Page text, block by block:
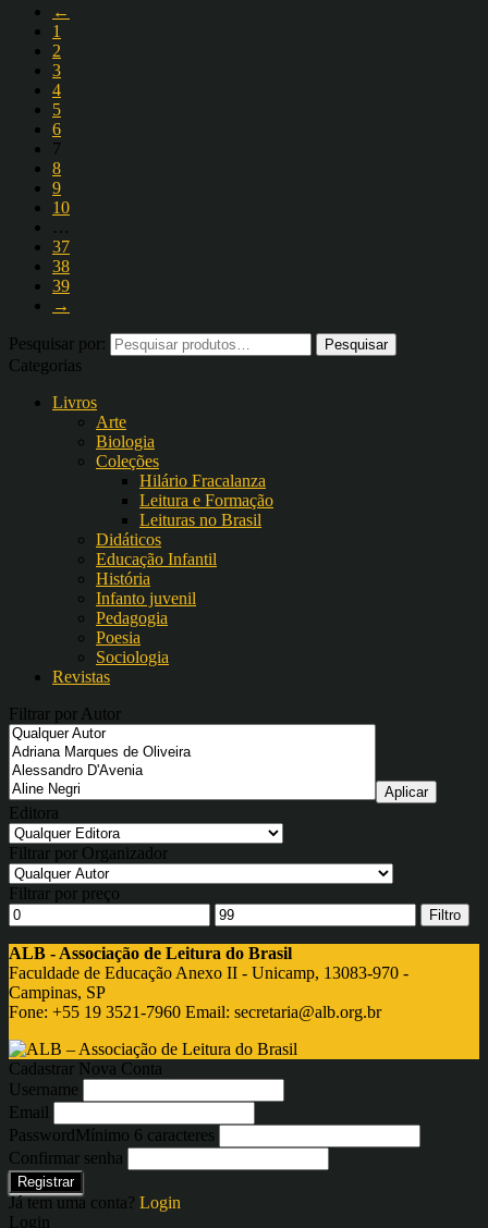
←
1
2
3
4
5
6
7
8
9
10
…
37
38
39
→
Pesquisar por:
Categorias
Livros
Arte
Biologia
Coleções
Hilário Fracalanza
Leitura e Formação
Leituras no Brasil
Didáticos
Educação Infantil
História
Infanto juvenil
Pedagogia
Poesia
Sociologia
Revistas
Filtrar por Autor
Editora
Filtrar por Organizador
Filtrar por preço
Filtro
ALB - Associação de Leitura do Brasil
Faculdade de Educação Anexo II - Unicamp, 13083-970 -
Campinas, SP
Fone: +55 19 3521-7960 Email: secretaria@alb.org.br
Cadastrar Nova Conta
Username
Email
PasswordMínimo 6 caracteres
Confirmar senha
Registrar
Já tem uma conta? Login
Login